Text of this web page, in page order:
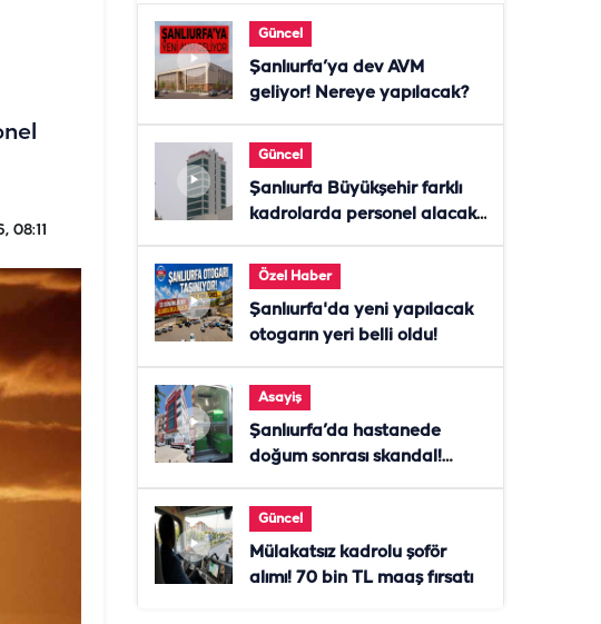
08:11
Güncel
Şanlıurfa’ya dev AVM
geliyor! Nereye yapılacak?
Güncel
Şanlıurfa Büyükşehir farklı
kadrolarda personel alacak!
Özel Haber
Şanlıurfa'da yeni yapılacak
otogarın yeri belli oldu!
Asayiş
Şanlıurfa’da hastanede
doğum sonrası skandal!
Güncel
Mülakatsız kadrolu şoför
alımı! 70 bin TL maaş fırsatı